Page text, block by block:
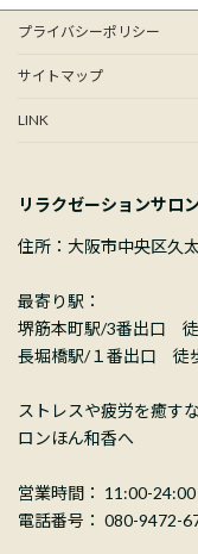
プライバシーポリシー
サイトマップ
LINK
リラクゼーションサロ
住所：大阪市中央区久
最寄り駅：
堺筋本町駅/3番出口
長堀橋駅/１番出口 徒
ストレスや疲労を癒す
ロンほん和香へ
営業時間： 11:00-24:00
電話番号： 080-9472-